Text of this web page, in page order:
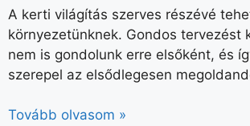
A kerti világítás szerves részévé
környezetünknek. Gondos tervezést
nem is gondolunk erre elsőként, és
szerepel az elsődlegesen
Tovább olvasom »